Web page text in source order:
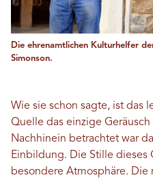
Die ehrenamtlichen Kulturhelfer
Simonson.
Wie sie schon sagte, ist das
Quelle das einzige
Nachhinein betrachtet war
Einbildung. Die Stille dieses
besondere Atmosphäre. Die